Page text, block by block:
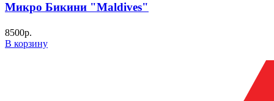
Микро Бикини "Maldives"
8500р.
В корзину